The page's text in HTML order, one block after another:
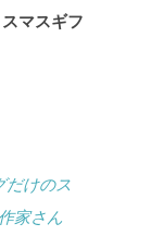
マスギフ
だけのス
家さん